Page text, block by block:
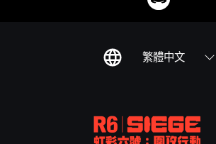
繁體中文